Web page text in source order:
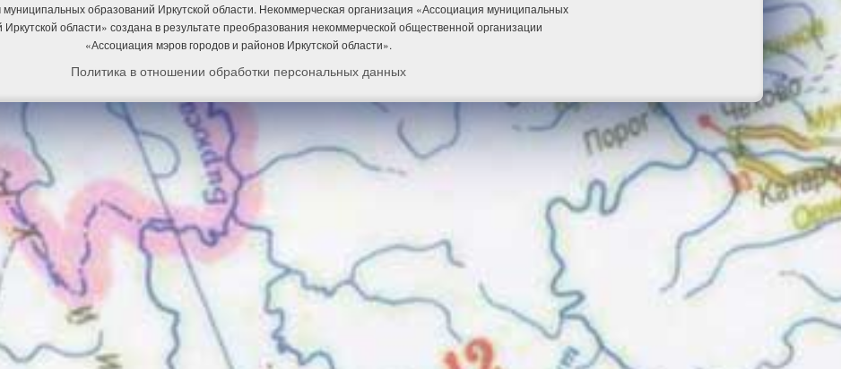
муниципальных образований Иркутской области. Некоммерческая организация «Ассоциация муниципальных
Иркутской области» создана в результате преобразования некоммерческой общественной организации
«Ассоциация мэров городов и районов Иркутской области».
Политика в отношении обработки персональных данных